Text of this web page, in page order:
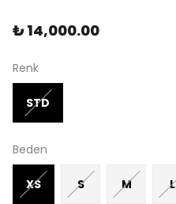
₺ 14,000.00
Renk
STD
Beden
XS S M L